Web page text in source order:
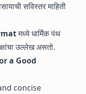
सविस्तर माहिती
मध्ये धार्मिक पंथ
उल्लेख असतो.
a Good
concise